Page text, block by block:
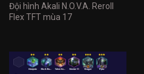
Đội hình Akali N.O.V.A. Reroll
Flex TFT mùa 17